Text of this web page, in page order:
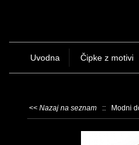
Uvodna Čipke z motivi
<< Nazaj na seznam :: Modni